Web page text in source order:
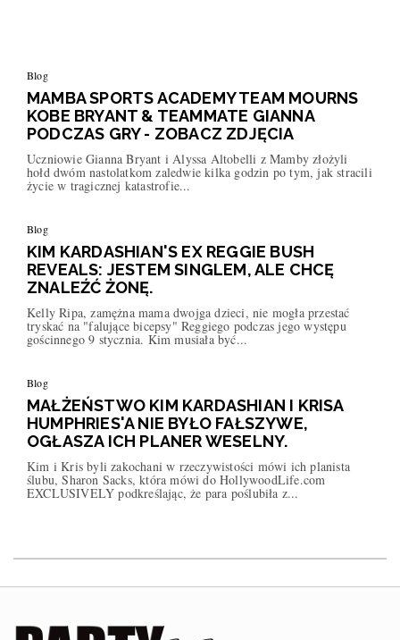
Blog
MAMBA SPORTS ACADEMY TEAM MOURNS
KOBE BRYANT & TEAMMATE GIANNA
PODCZAS GRY - ZOBACZ ZDJĘCIA
Uczniowie Gianna Bryant i Alyssa Altobelli z Mamby złożyli
hołd dwóm nastolatkom zaledwie kilka godzin po tym, jak stracili
życie w tragicznej katastrofie...
Blog
KIM KARDASHIAN'S EX REGGIE BUSH
REVEALS: JESTEM SINGLEM, ALE CHCĘ
ZNALEŹĆ ŻONĘ.
Kelly Ripa, zamężna mama dwojga dzieci, nie mogła przestać
tryskać na "falujące bicepsy" Reggiego podczas jego występu
gościnnego 9 stycznia. Kim musiała być...
Blog
MAŁŻEŃSTWO KIM KARDASHIAN I KRISA
HUMPHRIES'A NIE BYŁO FAŁSZYWE,
OGŁASZA ICH PLANER WESELNY.
Kim i Kris byli zakochani w rzeczywistości mówi ich planista
ślubu, Sharon Sacks, która mówi do HollywoodLife.com
EXCLUSIVELY podkreślając, że para poślubiła z...